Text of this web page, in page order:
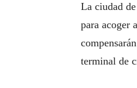
La ciudad de
para acoger
terminal de